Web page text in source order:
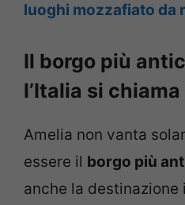
luoghi mozzafiato da
Il borgo più
l’Italia si
Amelia non vanta
essere il borgo più
anche la destinazione